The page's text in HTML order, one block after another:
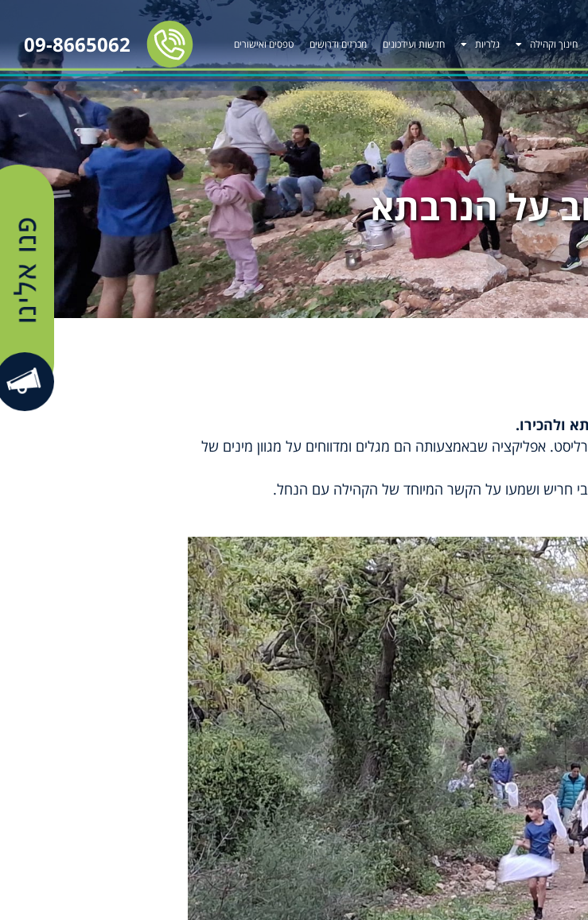
חינוך וקהילה גלריות חדשות ועידכונים מכרזים ודרושים טפסים ואישורים 09-8665062
על הנרבתא
ולהכירו.
אפליקציה שבאמצעותה הם מגלים ומדווחים על מגוון מינים של
חריש ושמעו על הקשר המיוחד של הקהילה עם הנחל.